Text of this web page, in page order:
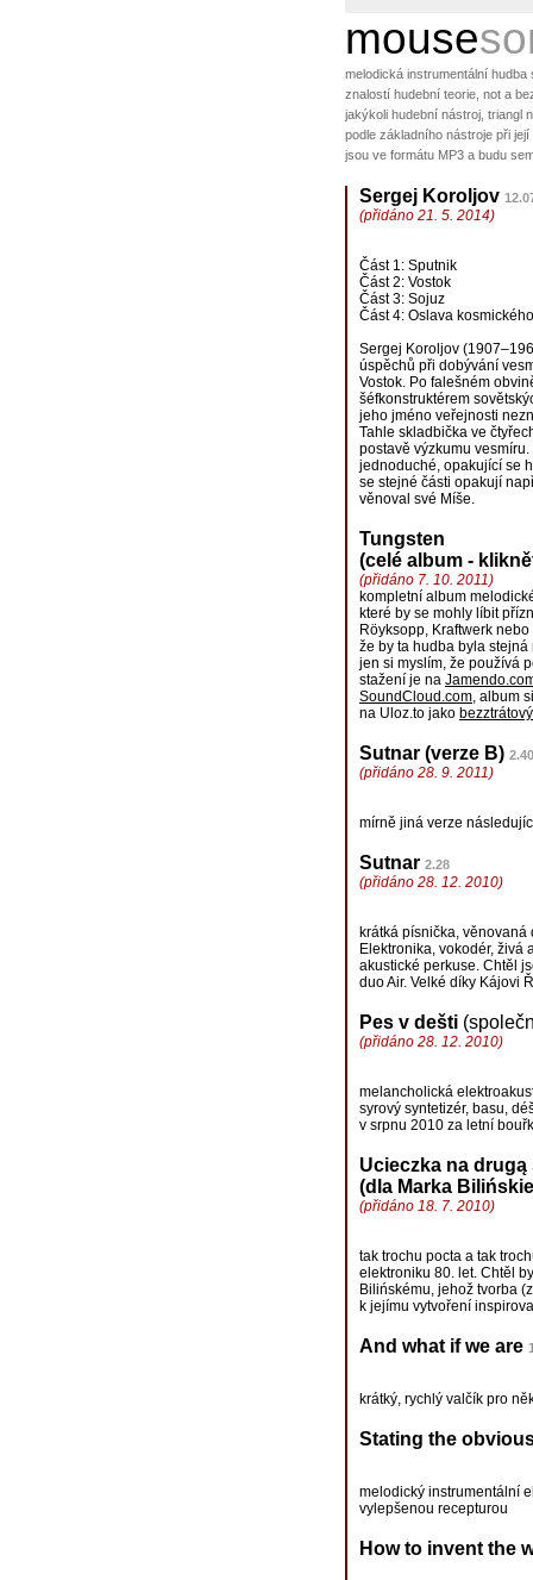
mouse
melodická instrumentální
znalostí hudební teorie, not a
jakýkoli hudební nástroj, triangl
podle základního nástroje při
jsou ve formátu MP3 a budu
Sergej Koroljov
(přidáno 21. 5. 2014)
Část 1: Sputnik
Část 2: Vostok
Část 3: Sojuz
Část 4: Oslava
Sergej Koroljov
úspěchů při dobývání
Vostok. Po falešném
šéfkonstruktérem
jeho jméno veřejnosti
Tahle skladbička ve
postavě výzkumu
jednoduché, opakující se
se stejné části opakují
věnoval své Míše.
Tungsten
(celé album -
(přidáno 7. 10. 2011)
kompletní album
které by se mohly líbit
Röyksopp, Kraftwerk
že by ta hudba byla
jen si myslím, že používá
stažení je na
SoundCloud.com, album
na Uloz.to jako
Sutnar (verze B) 2.40
(přidáno 28. 9. 2011)
mírně jiná verze
Sutnar 2.28
(přidáno 28. 12. 2010)
krátká písnička,
Elektronika, vokodér, živá
akustické perkuse. Chtěl
duo Air. Velké díky Kájovi
Pes v dešti
(přidáno 28. 12. 2010)
melancholická
syrový syntetizér, basu,
v srpnu 2010 za letní
Ucieczka na
(dla Marka
(přidáno 18. 7. 2010)
tak trochu pocta a tak
elektroniku 80. let. Chtěl
Bilińskému, jehož tvorba
k jejímu vytvoření
And what if we are
krátký, rychlý valčík pro
Stating the
melodický instrumentální
vylepšenou recepturou
How to invent the